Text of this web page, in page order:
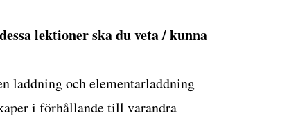
lektioner ska du veta / kunna
laddning och elementarladdning
i förhållande till varandra